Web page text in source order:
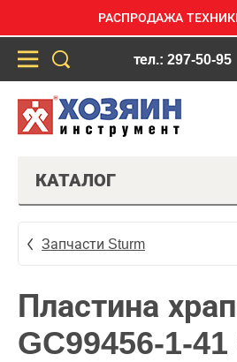
РАСПРОДАЖА
тел.: 297-50-95
КАТАЛОГ
Запчасти Sturm
Пластина
GC99456-1-